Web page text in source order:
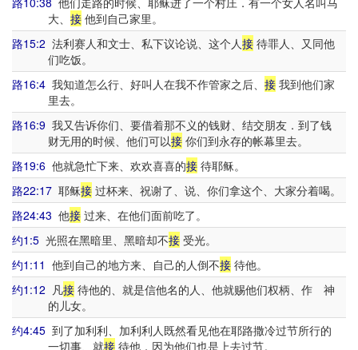
大、 接他到自己家里。
路15:2 法利赛人和文士、私下议论说、这个人接 待罪人、又同他
们吃饭。
路16:4 我知道怎么行、好叫人在我不作管家之后、 接 我到他们家
里去。
路16:9 我又告诉你们、要借着那不义的钱财、结交朋友．到了钱
财无用的时候、他们可以接你们到永存的帐幕里去。
路19:6 他就急忙下来、欢欢喜喜的接 待耶稣。
路22:17 耶稣接 过杯来、祝谢了、说、你们拿这个、大家分着喝。
路24:43 他接 过来、在他们面前吃了。
约1:5 光照在黑暗里、黑暗却不接 受光。
约1:11 他到自己的地方来、自己的人倒不接 待他。
约1:12 凡接 待他的、就是信他名的人、他就赐他们权柄、作 神
的儿女。
约4:45 到了加利利、加利利人既然看见他在耶路撒冷过节所行的
一切事、就接待他．因为他们也是上去过节。